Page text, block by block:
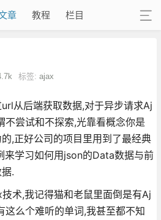
章 教程 栏目
标签: ajax
从后端获取数据,对于异步请求Aj
不尝试和不探索,光靠看概念你是
,正好公司的项目里用到了最经典
来学习如何用json的Data数据与前
.
术,我记得猫和老鼠里面倒是有Aj
这么个难听的单词,我甚至都不知